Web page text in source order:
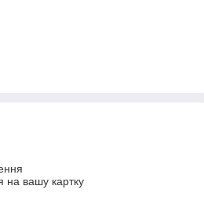
на вашу картку